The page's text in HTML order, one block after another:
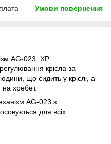
Умови повернення
AG-023 ХР
крісла за
що сидить у кріслі, а
хребет.
AG-023 з
для всіх